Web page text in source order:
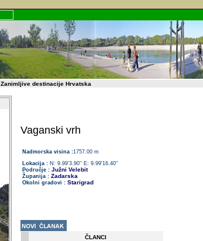
Zanimljive destinacije Hrvatska
Vaganski vrh
Nadmorska visina :1757.00 m
Lokacija :N: 9.99'3.90'' E: 9.99'16.40''
Područje :Južni Velebit
Županija : Zadarska
Okolni gradovi : Starigrad
ČLANCI